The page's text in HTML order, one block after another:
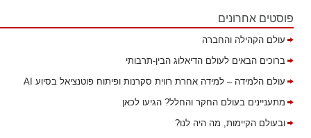
פוסטים אחרונים
עולם הקהילה והחברה
ברוכים הבאים לעולם הדיאלוג הבין-תרבותי
עולם הלמידה – למידה אחרת רווית סקרנות ופיתוח פוטנציאל בסיוע AI
מתעניינים בעולם החקר והחלל? הגיעו לכאן
ובעולם הקיימות, מה היה לנו?